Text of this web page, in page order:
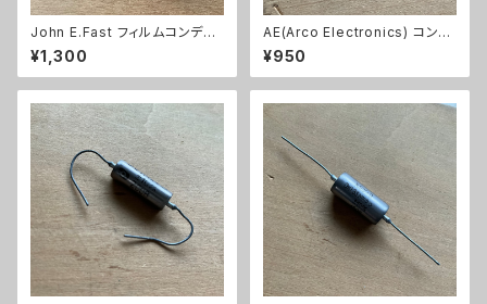
John E.Fast フィルムコンデン
サ 1個【0.029μF/200V/フィル
ムコンデンサ/60年代ビンテー
ジ】
¥1,300
AE(Arco Electronics) コンデ
ンサ 1個【0.01uF/100V以下/セ
ラミックコンデンサ/60年代ビン
テージ】
¥950